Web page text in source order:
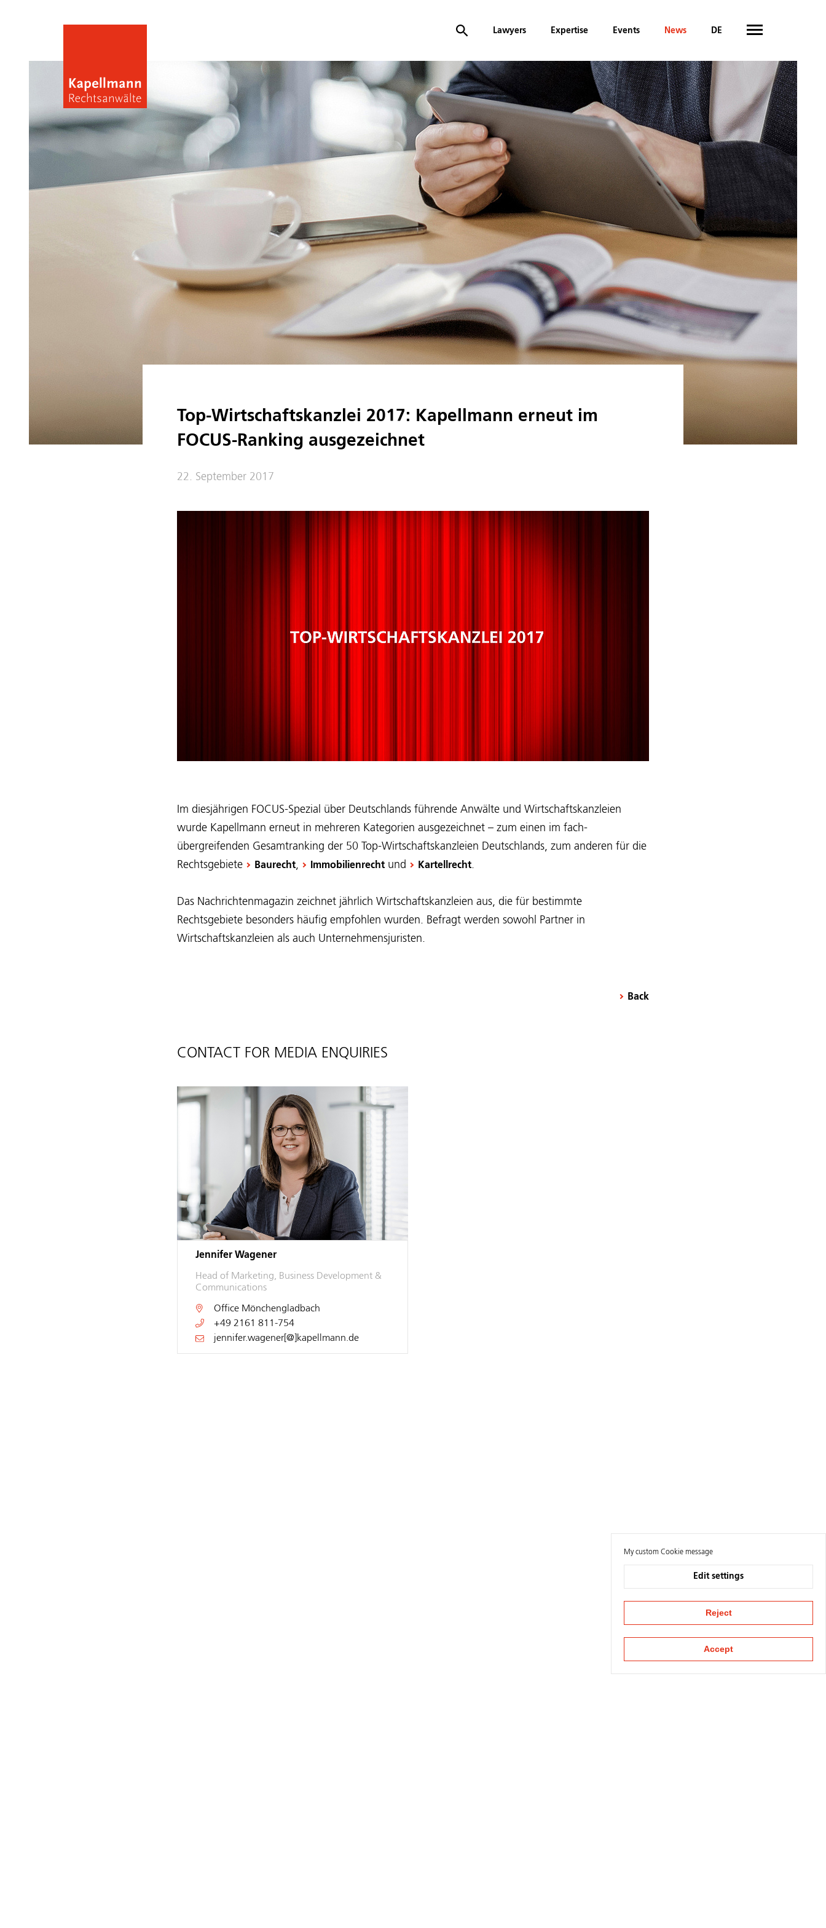
Lawyers Expertise Events News DE
Top-Wirtschaftskanzlei 2017: Kapellmann erneut im
FOCUS-Ranking ausgezeichnet
22. September 2017
Im diesjährigen FOCUS-Spezial über Deutschlands führende Anwälte und Wirtschaftskanzleien
wurde Kapellmann erneut in mehreren Kategorien ausgezeichnet – zum einen im fach-
übergreifenden Gesamtranking der 50 Top-Wirtschaftskanzleien Deutschlands, zum anderen für die
Rechtsgebiete
Baurecht, Immobilienrecht und Kartellrecht.
Das Nachrichtenmagazin zeichnet jährlich Wirtschaftskanzleien aus, die für bestimmte
Rechtsgebiete besonders häufig empfohlen wurden. Befragt werden sowohl Partner in
Wirtschaftskanzleien als auch Unternehmensjuristen.
Back
CONTACT FOR MEDIA ENQUIRIES
Jennifer Wagener
Head of Marketing, Business Development &
Communications
Office Mönchengladbach
+49 2161 811-754
jennifer.wagener[@]kapellmann.de
My custom Cookie message
Edit settings
Reject
Accept